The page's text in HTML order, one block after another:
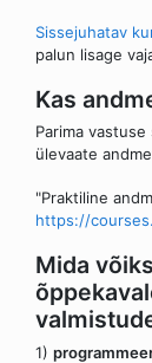
Sissejuhatav
palun lisage
Kas
Parima
ülevaate
"Praktiline
https://
Mida
1)